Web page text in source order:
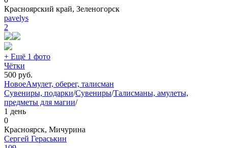
Красноярский край, Зеленогорск
pavelys
2
+ Ещё 1 фото
Чётки
500 руб.
НовоеАмулет, оберег, талисман
Сувениры, подарки/Сувениры/Талисманы, амулеты,
предметы для магии/
1 день
0
Красноярск, Мичурина
Сергей Гераськин